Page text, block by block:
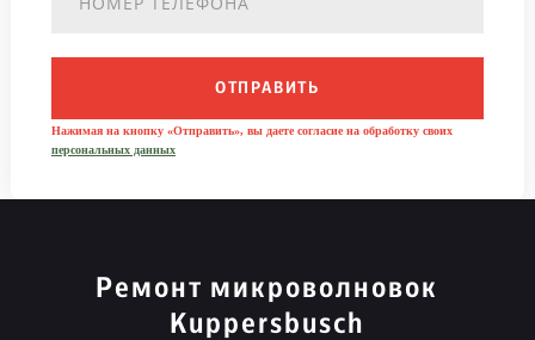
ОТПРАВИТЬ
Нажимая на кнопку «Отправить», вы даете согласие на обработку своих
персональных данных
Ремонт микроволновок
Kuppersbusch